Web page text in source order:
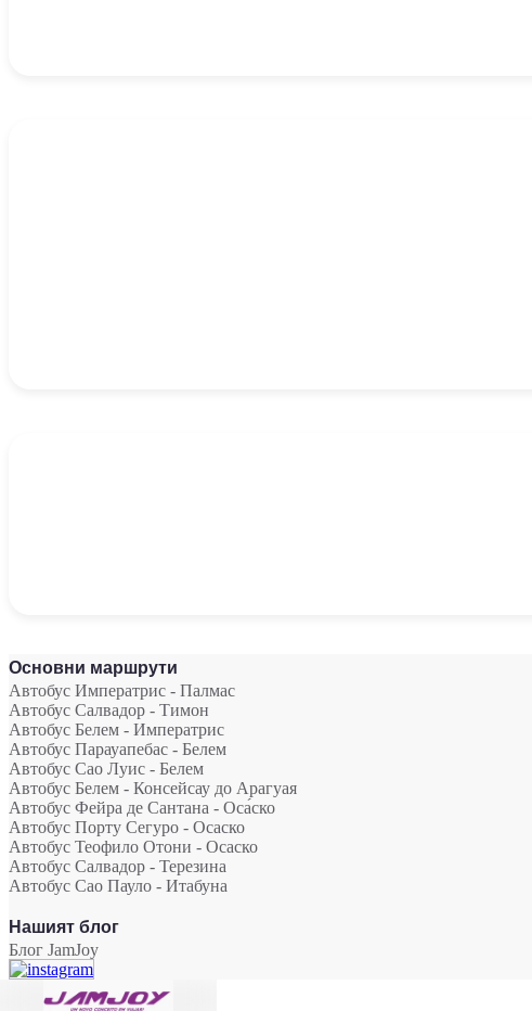
Основни маршрути
Автобус Императрис - Палмас
Автобус Салвадор - Тимон
Автобус Белем - Императрис
Автобус Парауапебас - Белем
Автобус Сао Луис - Белем
Автобус Белем - Консейсау до Арагуая
Автобус Фейра де Сантана - Оса́ско
Автобус Порту Сегуро - Осаско
Автобус Теофило Отони - Осаско
Автобус Салвадор - Терезина
Автобус Сао Пауло - Итабунa
Нашият блог
Блог JamJoy